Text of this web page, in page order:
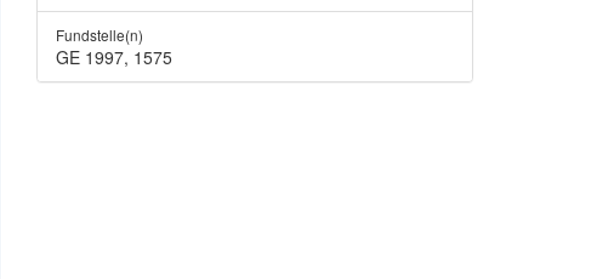
Fundstelle(n)
GE 1997, 1575